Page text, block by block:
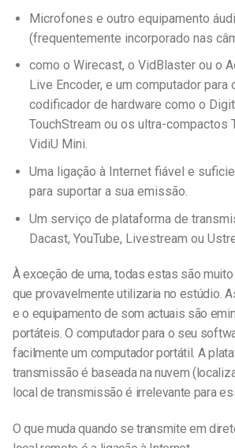
Microfones e outro equipamento
(frequentemente incorporado nas
como o Wirecast, o VidBlaster ou o
Live Encoder, e um computador para
codificador de hardware como o
TouchStream ou os ultra-compactos
VidiU Mini.
Uma ligação à Internet fiável e
para suportar a sua emissão.
Um serviço de plataforma de
Dacast, YouTube, Livestream ou
À exceção de uma, todas estas são
que provavelmente utilizaria no estúdio.
e o equipamento de som actuais são
portáteis. O computador para o seu
facilmente um computador portátil. A
transmissão é baseada na nuvem
local de transmissão é irrelevante para
O que muda quando se transmite em